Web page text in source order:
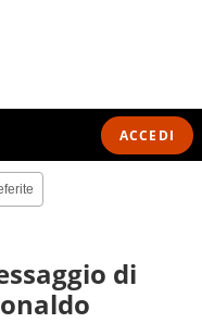
ACCEDI
di